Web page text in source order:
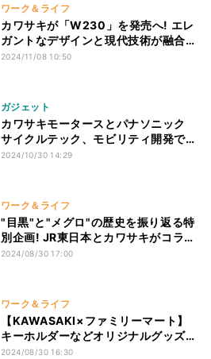
ワーク＆ライフ
カワサキが「W230」を発売へ! エレ
ガントなデザインと現代技術が融合し
た250ccクラスの"W"
2024/11/08 10:50
ガジェット
カワサキモータースとパナソニック
サイクルテック、モビリティ開発で協
業
2024/10/30 14:29
ワーク＆ライフ
"目黒"と"メグロ"の歴史を振り返る特
別企画! JR東日本とカワサキがコラボ
イベント
2024/08/30 17:00
ワーク＆ライフ
【KAWASAKI×ファミリーマート】
キーホルダーなどオリジナルグッズの
先行販売を開始
2024/08/30 16:30